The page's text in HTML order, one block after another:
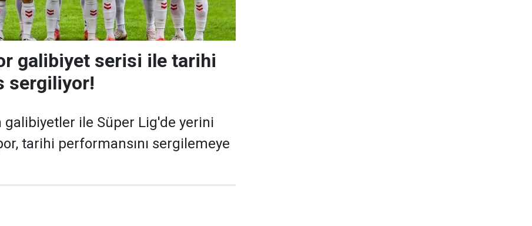
galibiyet serisi ile tarihi
sergiliyor!
galibiyetler ile Süper Lig'de yerini
tarihi performansını sergilemeye